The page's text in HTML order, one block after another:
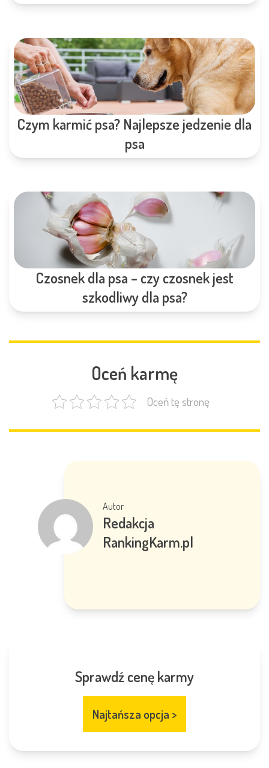
Czym karmić psa? Najlepsze jedzenie dla
psa
Czosnek dla psa – czy czosnek jest
szkodliwy dla psa?
Oceń karmę
Oceń tę stronę
Autor
Redakcja
RankingKarm.pl
Sprawdź cenę karmy
Najtańsza opcja >